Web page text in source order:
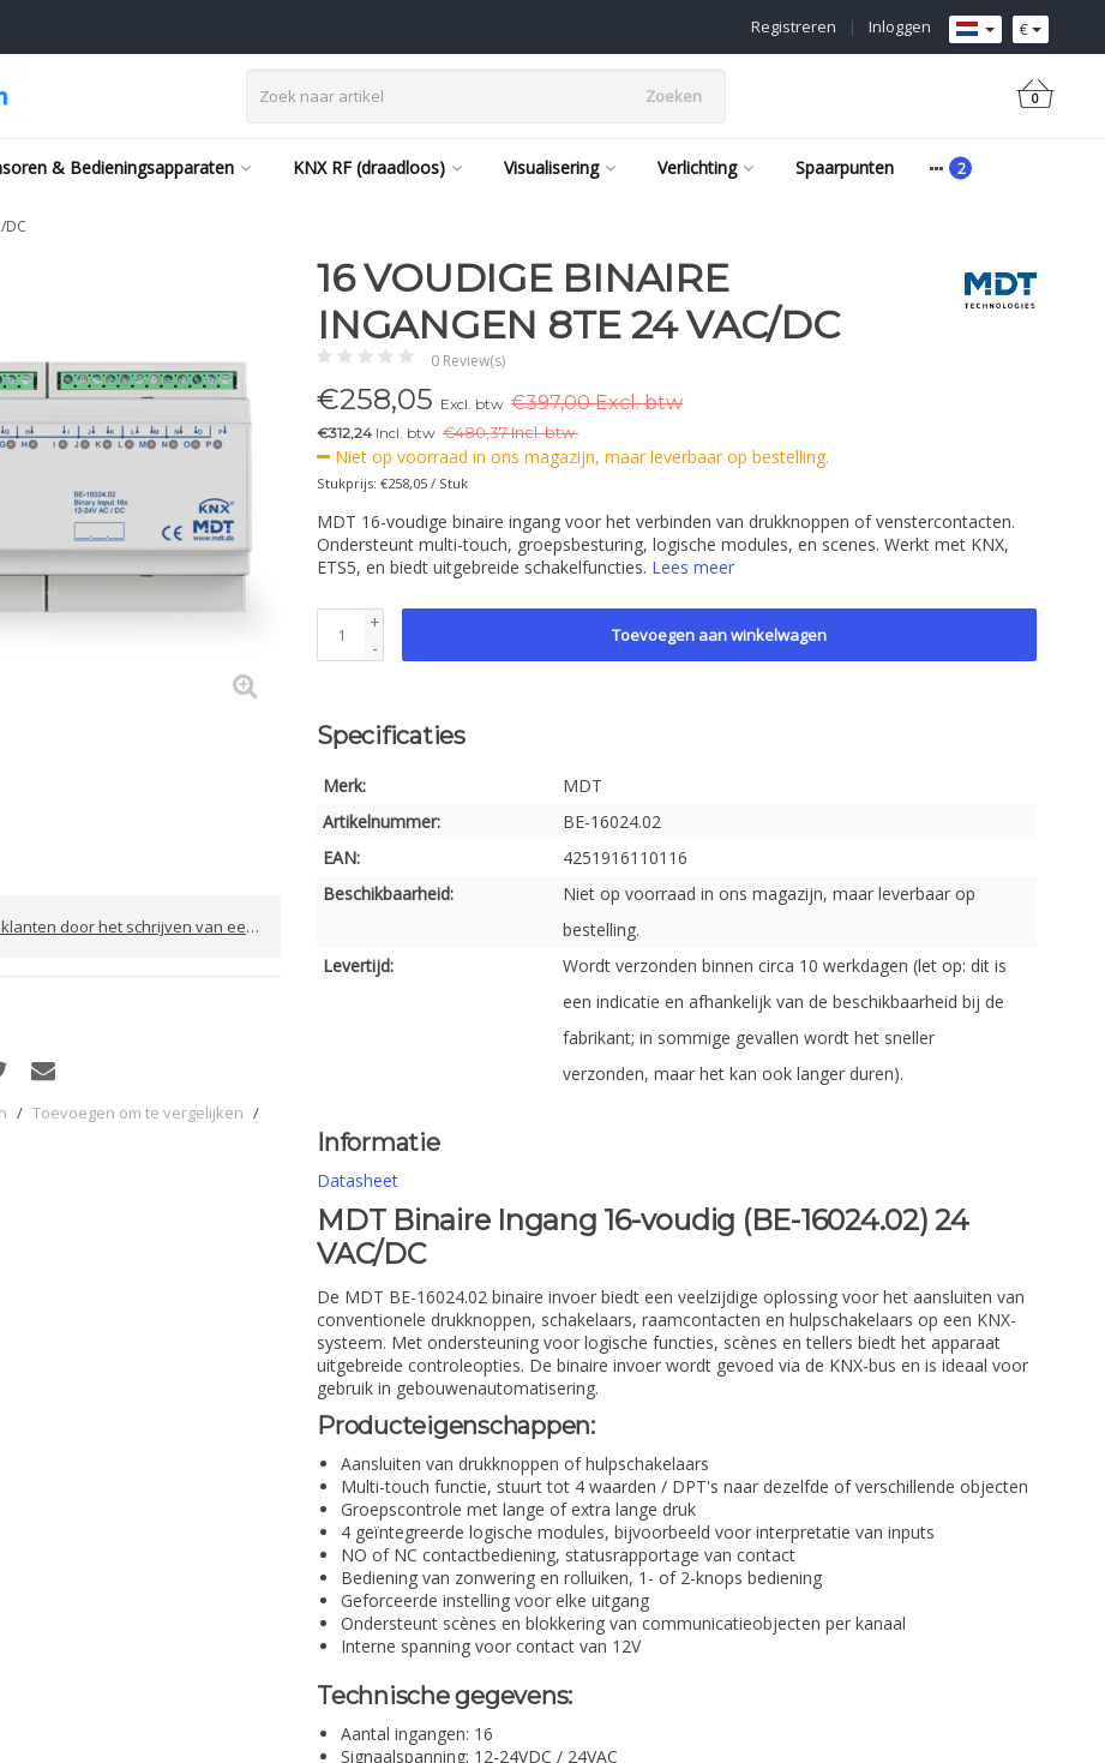
€
Inloggen
|
Registreren
Zoeken 0
& Bedieningsapparaten KNX RF (draadloos) Visualisering Verlichting Spaarpunten
DC
door het schrijven van een review
/ Toevoegen om te vergelijken /
16 VOUDIGE BINAIRE
INGANGEN 8TE 24 VAC/DC
0 Review(s)
€258,05 Excl. btw €397,00 Excl. btw
€312,24 Incl. btw €480,37 Incl. btw.
Niet op voorraad in ons magazijn, maar leverbaar op bestelling.
Stukprijs: €258,05 / Stuk
MDT 16-voudige binaire ingang voor het verbinden van drukknoppen of venstercontacten.
Ondersteunt multi-touch, groepsbesturing, logische modules, en scenes. Werkt met KNX,
ETS5, en biedt uitgebreide schakelfuncties. Lees meer
+
-
Toevoegen aan winkelwagen
Specificaties
Merk:
MDT
Artikelnummer:
BE-16024.02
EAN:
4251916110116
Beschikbaarheid:
Niet op voorraad in ons magazijn, maar leverbaar op
bestelling.
Levertijd:
Wordt verzonden binnen circa 10 werkdagen (let op: dit is
een indicatie en afhankelijk van de beschikbaarheid bij de
fabrikant; in sommige gevallen wordt het sneller
verzonden, maar het kan ook langer duren).
Informatie
Datasheet
MDT Binaire Ingang 16-voudig (BE-16024.02) 24
VAC/DC
De MDT BE-16024.02 binaire invoer biedt een veelzijdige oplossing voor het aansluiten van
conventionele drukknoppen, schakelaars, raamcontacten en hulpschakelaars op een KNX-
systeem. Met ondersteuning voor logische functies, scènes en tellers biedt het apparaat
uitgebreide controleopties. De binaire invoer wordt gevoed via de KNX-bus en is ideaal voor
gebruik in gebouwenautomatisering.
Producteigenschappen:
Aansluiten van drukknoppen of hulpschakelaars
Multi-touch functie, stuurt tot 4 waarden / DPT's naar dezelfde of verschillende objecten
Groepscontrole met lange of extra lange druk
4 geïntegreerde logische modules, bijvoorbeeld voor interpretatie van inputs
NO of NC contactbediening, statusrapportage van contact
Bediening van zonwering en rolluiken, 1- of 2-knops bediening
Geforceerde instelling voor elke uitgang
Ondersteunt scènes en blokkering van communicatieobjecten per kanaal
Interne spanning voor contact van 12V
Technische gegevens:
Aantal ingangen: 16
Signaalspanning: 12-24VDC / 24VAC